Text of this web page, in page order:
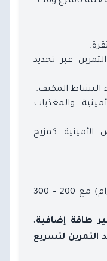
عبر تجديد
النشاط المكثف.
والمغذيات
الأمينية كمزيج
اخلط سكوب واحد (حوالي 50 غرام) مع 200 – 300
طاقة إضافية،
التمرين لتسريع